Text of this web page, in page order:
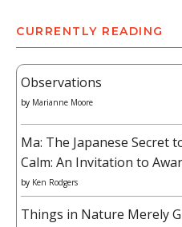
CURRENTLY READING
Observations
by Marianne Moore
Ma: The Japanese Secret
Calm: An Invitation to
by Ken Rodgers
Things in Nature Merely